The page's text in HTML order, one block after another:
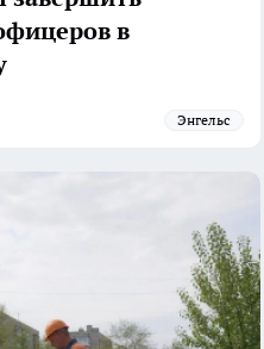
в
Энгельс